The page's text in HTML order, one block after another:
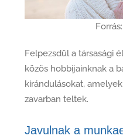
Felpezsdül a társasági
közös hobbijainknak a
kirándulásokat,
zavarban teltek.
Javulnak a